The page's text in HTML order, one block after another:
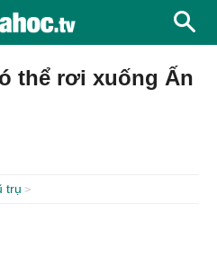
thể rơi xuống Ấn
trụ